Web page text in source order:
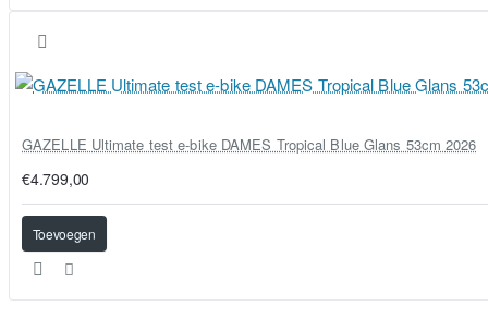
GAZELLE Ultimate test e-bike DAMES Tropical Blue Glans 53cm 2026
€4.799,00
Toevoegen